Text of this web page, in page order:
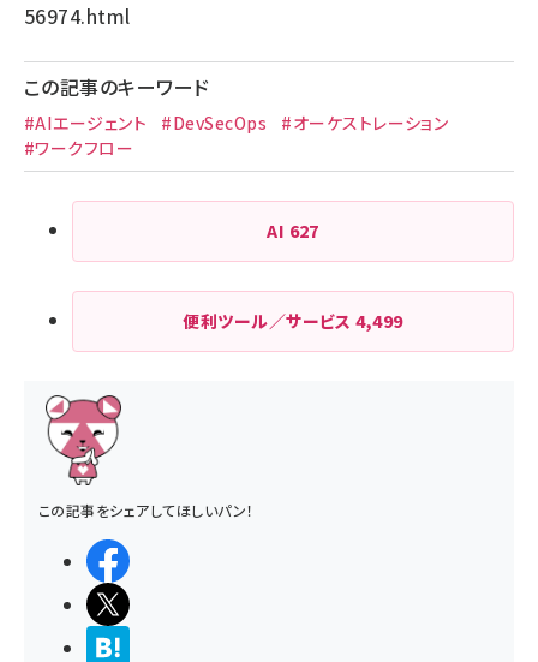
56974.html
この記事のキーワード
#AIエージェント #DevSecOps
#オーケストレーション
#ワークフロー
AI 627
便利ツール／サービス4,499
この記事をシェアしてほしいパン！